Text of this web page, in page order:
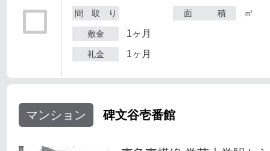
間 取 り 面 積 ㎡
敷金 1ヶ月
礼金 1ヶ月
マンション 碑文谷壱番館